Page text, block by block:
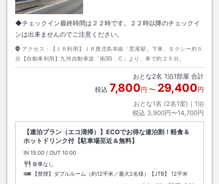
◆チェックイン最終時間は２２時です。２２時以降のチェックイ
ンは出来ませんのでご注意ください。
アクセス：
【ＪＲ利用】ＪＲ鹿児島本線「荒尾駅」下車、タクシー約５
分【自動車利用】九州自動車道「南関I．C」より、車で約２５分。
おとな2名 1泊1部屋 合計
税込 7,800円 〜 29,400円
おとな1名 (2名1室)｜ 1泊
税込 3,900円〜14,700円
【連泊プラン（エコ清掃）】ECOでお得な連泊割！軽食＆
ホットドリンク付【駐車場至近＆無料】
IN チェックイン
15:00 / OUT チェックアウト
10:00
食事なし
【禁煙】ダブルルーム（約12平米／最大2名様）【JTB】
12平米